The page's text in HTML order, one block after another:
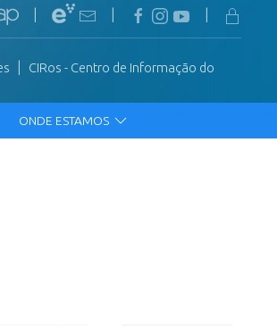
CIRos - Centro de Informação do
ONDE ESTAMOS